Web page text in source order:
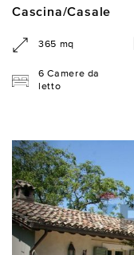
Cascina/Casale
365 mq
6 Camere da
letto